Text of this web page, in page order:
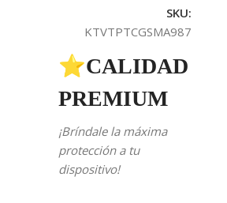
SKU:
KTVTPTCGSMA987
⭐CALIDAD
PREMIUM
¡Bríndale la máxima
protección a tu
dispositivo!